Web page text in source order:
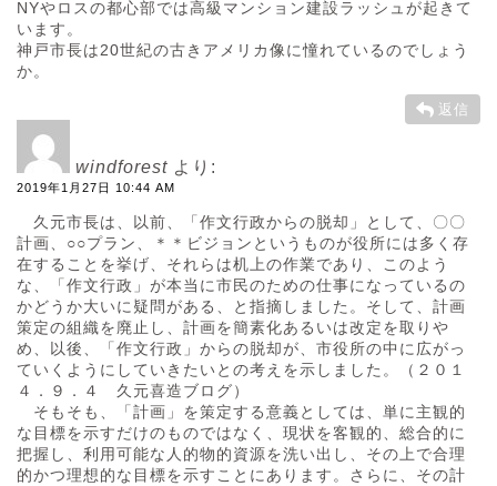
NYやロスの都心部では高級マンション建設ラッシュが起きて
います。
神戸市長は20世紀の古きアメリカ像に憧れているのでしょう
か。
返信
windforest より:
2019年1月27日 10:44 AM
久元市長は、以前、「作文行政からの脱却」として、〇〇
計画、○○プラン、＊＊ビジョンというものが役所には多く存
在することを挙げ、それらは机上の作業であり、このよう
な、「作文行政」が本当に市民のための仕事になっているの
かどうか大いに疑問がある、と指摘しました。そして、計画
策定の組織を廃止し、計画を簡素化あるいは改定を取りや
め、以後、「作文行政」からの脱却が、市役所の中に広がっ
ていくようにしていきたいとの考えを示しました。（２０１
４．９．４ 久元喜造ブログ）
そもそも、「計画」を策定する意義としては、単に主観的
な目標を示すだけのものではなく、現状を客観的、総合的に
把握し、利用可能な人的物的資源を洗い出し、その上で合理
的かつ理想的な目標を示すことにあります。さらに、その計